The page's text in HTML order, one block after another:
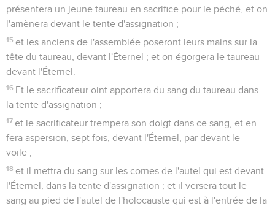
présentera un jeune taureau en sacrifice pour le péché, et on
l'amènera devant le tente d'assignation ;
15 et les anciens de l'assemblée poseront leurs mains sur la
tête du taureau, devant l'Éternel ; et on égorgera le taureau
devant l'Éternel.
16 Et le sacrificateur oint apportera du sang du taureau dans
la tente d'assignation ;
17 et le sacrificateur trempera son doigt dans ce sang, et en
fera aspersion, sept fois, devant l'Éternel, par devant le
voile ;
18 et il mettra du sang sur les cornes de l'autel qui est devant
l'Éternel, dans la tente d'assignation ; et il versera tout le
sang au pied de l'autel de l'holocauste qui est à l'entrée de la